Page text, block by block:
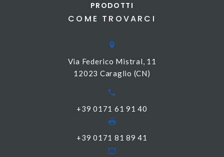
PRODOTTI
COME TROVARCI
Via Federico Mistral, 11
12023 Caraglio (CN)
+39 0171 61 91 40
+39 0171 81 89 41